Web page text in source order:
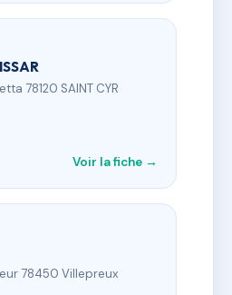
78120 SAINT CYR
Voir la fiche →
78450 Villepreux